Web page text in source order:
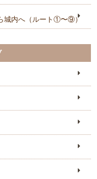
城内へ（ルート①〜⑨）